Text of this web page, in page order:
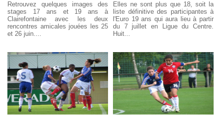
Retrouvez quelques images des
stages 17 ans et 19 ans à
Clairefontaine avec les deux
rencontres amicales jouées les 25
et 26 juin....
Elles ne sont plus que 18, soit la
liste définitive des participantes à
l'Euro 19 ans qui aura lieu à partir
du 7 juillet en Ligue du Centre.
Huit...